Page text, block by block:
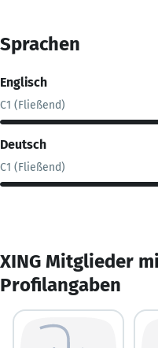
Sprachen
Englisch
C1 (Fließend)
Deutsch
C1 (Fließend)
XING Mitglieder
Profilangaben